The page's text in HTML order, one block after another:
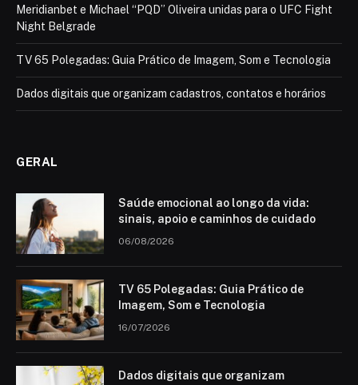
Meridianbet e Michael “PQD” Oliveira unidas para o UFC Fight
Night Belgrade
TV 65 Polegadas: Guia Prático de Imagem, Som e Tecnologia
Dados digitais que organizam cadastros, contatos e horários
GERAL
Saúde emocional ao longo da vida:
sinais, apoio e caminhos de cuidado
06/08/2026
TV 65 Polegadas: Guia Prático de
Imagem, Som e Tecnologia
16/07/2026
Dados digitais que organizam